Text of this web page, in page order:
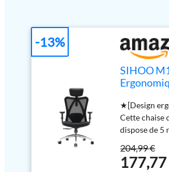
SIHOO
★[Design
Cette chaise
dispose de 5
à trouver la
la plus
204,99 €
-13%